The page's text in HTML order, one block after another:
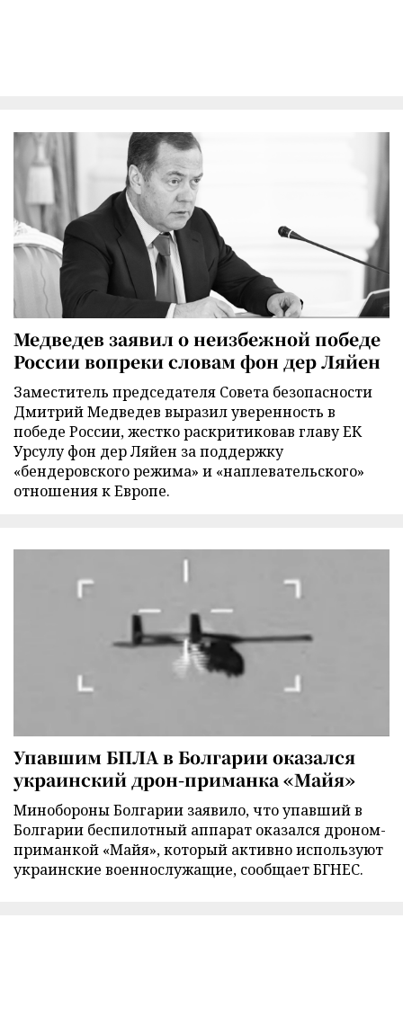
Медведев заявил о неизбежной победе
России вопреки словам фон дер Ляйен
Заместитель председателя Совета безопасности
Дмитрий Медведев выразил уверенность в
победе России, жестко раскритиковав главу ЕК
Урсулу фон дер Ляйен за поддержку
«бендеровского режима» и «наплевательского»
отношения к Европе.
Упавшим БПЛА в Болгарии оказался
украинский дрон-приманка «Майя»
Минобороны Болгарии заявило, что упавший в
Болгарии беспилотный аппарат оказался дроном-
приманкой «Майя», который активно используют
украинские военнослужащие, сообщает БГНЕС.